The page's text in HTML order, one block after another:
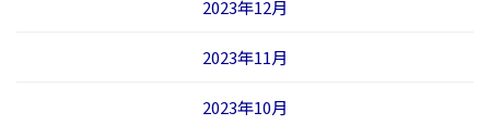
2023年12月
2023年11月
2023年10月